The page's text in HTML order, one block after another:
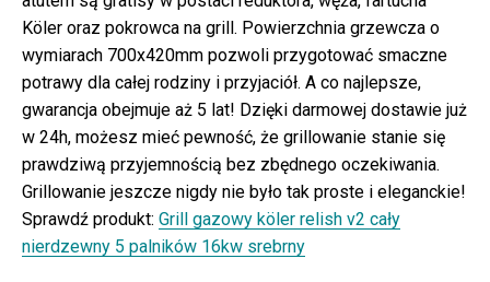
Köler oraz pokrowca na grill. Powierzchnia grzewcza o
wymiarach 700x420mm pozwoli przygotować smaczne
potrawy dla całej rodziny i przyjaciół. A co najlepsze,
gwarancja obejmuje aż 5 lat! Dzięki darmowej dostawie już
w 24h, możesz mieć pewność, że grillowanie stanie się
prawdziwą przyjemnością bez zbędnego oczekiwania.
Grillowanie jeszcze nigdy nie było tak proste i eleganckie!
Sprawdź produkt: Grill gazowy köler relish v2 cały
nierdzewny 5 palników 16kw srebrny